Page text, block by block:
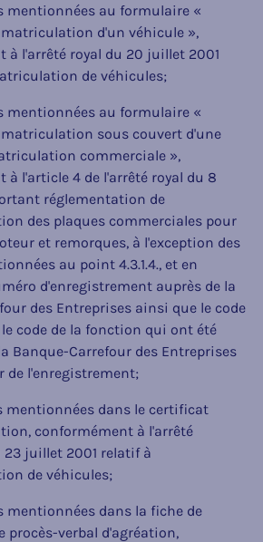
mentionnées au formulaire «
d'un véhicule »,
à l'arrêté royal du 20 juillet 2001
de véhicules;
mentionnées au formulaire «
sous couvert d'une
commerciale »,
à l'article 4 de l'arrêté royal du 8
réglementation de
des plaques commerciales pour
et remorques, à l'exception des
au point 4.3.1.4., et en
d'enregistrement auprès de la
des Entreprises ainsi que le code
code de la fonction qui ont été
Banque-Carrefour des Entreprises
de l'enregistrement;
mentionnées dans le certificat
conformément à l'arrêté
juillet 2001 relatif à
de véhicules;
mentionnées dans la fiche de
procès-verbal d'agréation,